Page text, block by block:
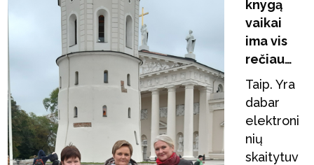
knygą
vaikai
ima vis
rečiau…
Taip. Yra
dabar
elektroni
nių
skaitytuv